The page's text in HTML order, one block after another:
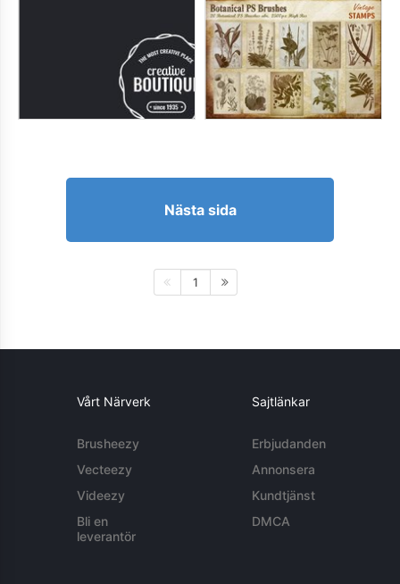
Nästa sida
1
Vårt Närverk
Brusheezy
Vecteezy
Videezy
Bli en
leverantör
Sajtlänkar
Erbjudanden
Annonsera
Kundtjänst
DMCA